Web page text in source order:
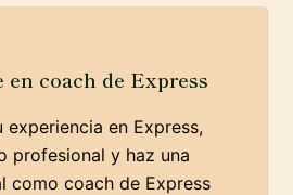
en coach de Express
en Express,
profesional y haz una
como coach de Express